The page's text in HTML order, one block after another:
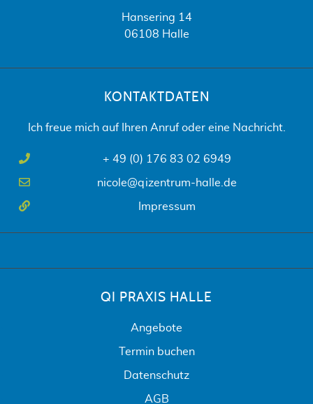
Hansering 14
06108 Halle
KONTAKTDATEN
Ich freue mich auf Ihren Anruf oder eine Nachricht.
+ 49 (0) 176 83 02 6949
nicole@qizentrum-halle.de
Impressum
QI PRAXIS HALLE
Angebote
Termin buchen
Datenschutz
AGB